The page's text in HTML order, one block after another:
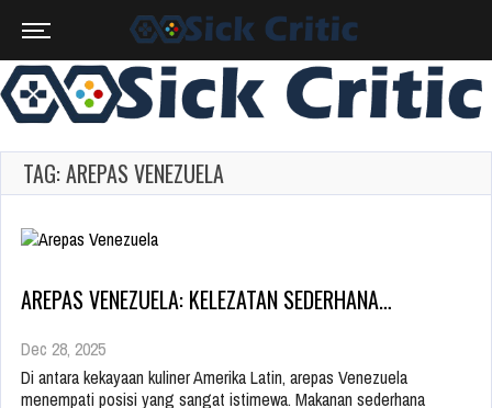
TAG: AREPAS VENEZUELA
AREPAS VENEZUELA: KELEZATAN SEDERHANA…
Dec 28, 2025
Di antara kekayaan kuliner Amerika Latin, arepas Venezuela
menempati posisi yang sangat istimewa. Makanan sederhana